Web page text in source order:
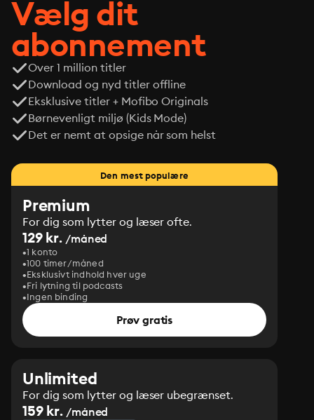
Vælg dit
abonnement
Over 1 million titler
Download og nyd titler offline
Eksklusive titler + Mofibo Originals
Børnevenligt miljø (Kids Mode)
Det er nemt at opsige når som helst
Den mest populære
Premium
For dig som lytter og læser ofte.
129 kr. /måned
1 konto
100 timer/måned
Eksklusivt indhold hver uge
Fri lytning til podcasts
Ingen binding
Prøv gratis
Unlimited
For dig som lytter og læser ubegrænset.
159 kr. /måned